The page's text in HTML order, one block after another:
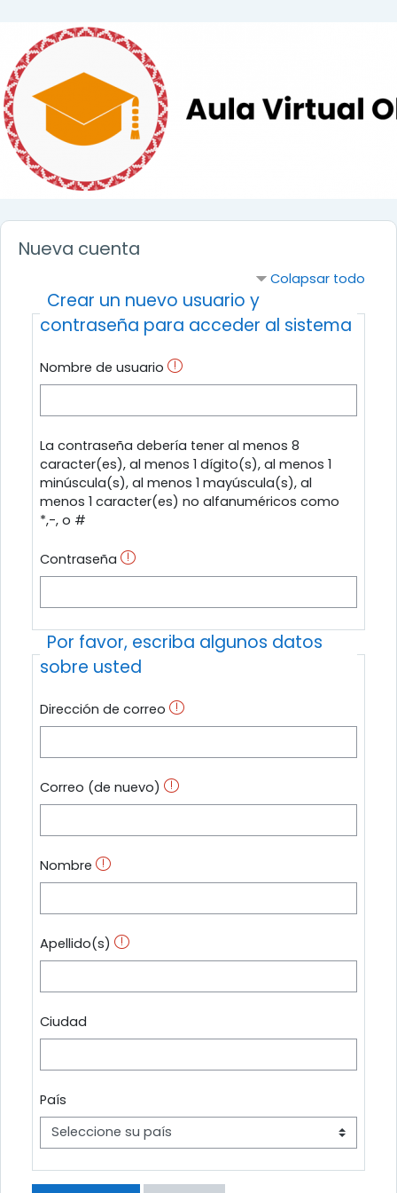
Nueva cuenta
Colapsar todo
Crear un nuevo usuario y
contraseña para acceder al sistema
Nombre de usuario
La contraseña debería tener al menos 8
caracter(es), al menos 1 dígito(s), al menos 1
minúscula(s), al menos 1 mayúscula(s), al
menos 1 caracter(es) no alfanuméricos como
*,-, o #
Contraseña
Por favor, escriba algunos datos
sobre usted
Dirección de correo
Correo (de nuevo)
Nombre
Apellido(s)
Ciudad
País